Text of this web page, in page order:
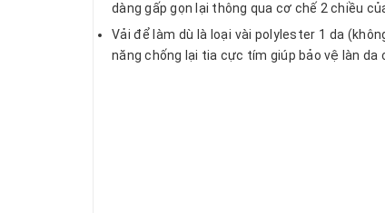
dàng gấp gọn lại thông qua cơ chế 2 chiều
Vải để làm dù là loại vài polylester 1 da
năng chống lại tia cực tím giúp bảo vệ làn da